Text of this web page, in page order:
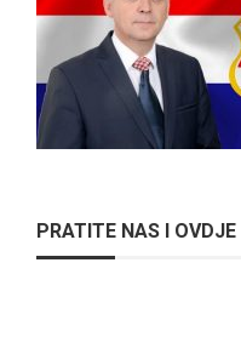
PRATITE NAS I OVDJE